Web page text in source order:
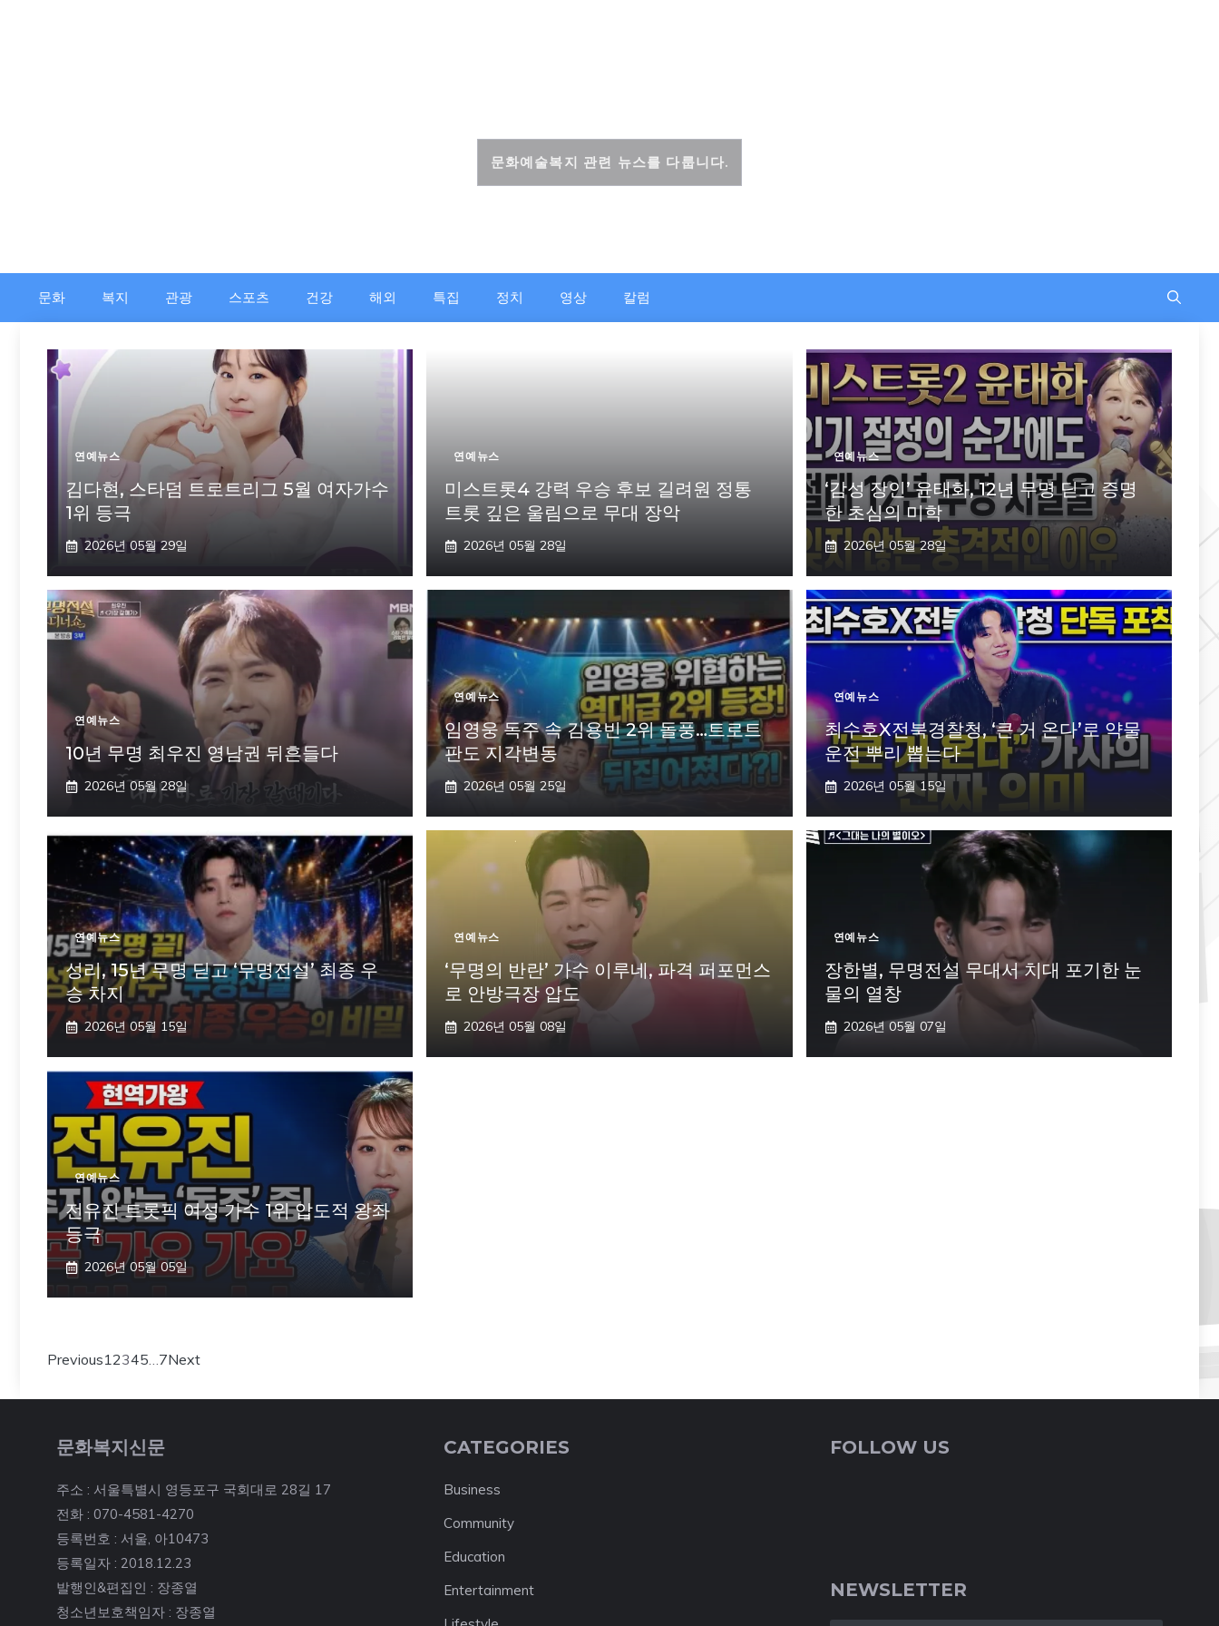
문화예술복지 관련 뉴스를 다룹니다.
문화 복지 관광 스포츠 건강 해외 특집 정치 영상 칼럼
연예뉴스
김다현, 스타덤 트로트리그 5월 여자가수
1위 등극
2026년 05월 29일
연예뉴스
미스트롯4 강력 우승 후보 길려원 정통
트롯 깊은 울림으로 무대 장악
2026년 05월 28일
연예뉴스
‘감성 장인’ 윤태화, 12년 무명 딛고 증명
한 초심의 미학
2026년 05월 28일
연예뉴스
10년 무명 최우진 영남권 뒤흔들다
2026년 05월 28일
연예뉴스
임영웅 독주 속 김용빈 2위 돌풍…트로트
판도 지각변동
2026년 05월 25일
연예뉴스
최수호X전북경찰청, ‘큰 거 온다’로 약물
운전 뿌리 뽑는다
2026년 05월 15일
연예뉴스
성리, 15년 무명 딛고 ‘무명전설’ 최종 우
승 차지
2026년 05월 15일
연예뉴스
‘무명의 반란’ 가수 이루네, 파격 퍼포먼스
로 안방극장 압도
2026년 05월 08일
연예뉴스
장한별, 무명전설 무대서 치대 포기한 눈
물의 열창
2026년 05월 07일
연예뉴스
전유진 트롯픽 여성 가수 1위 압도적 왕좌
등극
2026년 05월 05일
Previous12345…7Next
문화복지신문
주소 : 서울특별시 영등포구 국회대로 28길 17
전화 : 070-4581-4270
등록번호 : 서울, 아10473
등록일자 : 2018.12.23
발행인&편집인 : 장종열
청소년보호책임자 : 장종열
CATEGORIES
Business
Community
Education
Entertainment
FOLLOW US
NEWSLETTER